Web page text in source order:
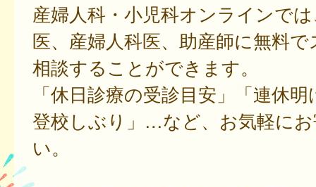
産婦人科・小児科オンラインで
医、産婦人科医、助産師に無料
相談することができます。
「休日診療の受診目安」「連休
登校しぶり」…など、お気軽に
い。